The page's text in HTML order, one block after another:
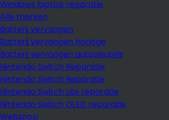
Windows laptop reparatie
Alle merken
Batterij vervangen
Batterij vervangen horloge
Batterij vervangen autosleutels
Nintendo Switch Reparatie
Nintendo Switch Reparatie
Nintendo Switch Lite reparatie
Nintendo Switch OLED reparatie
Webshop